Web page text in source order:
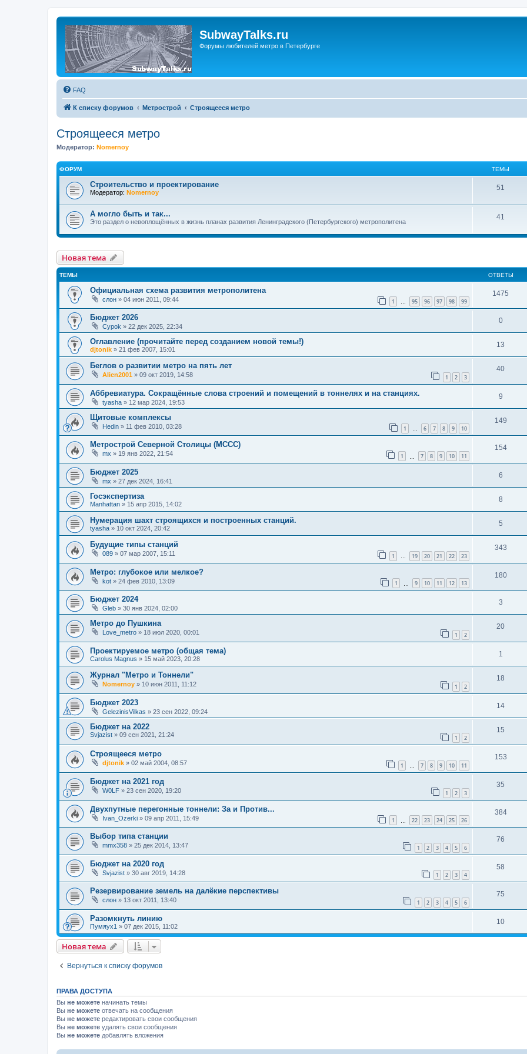
SubwayTalks.ru
Форумы любителей метро в Петербурге
FAQ
К списку форумов Метрострой Строящееся метро
Строящееся метро
Модератор: Nomernoy
ФОРУМ ТЕМЫ
Строительство и проектирование
Модератор: Nomernoy
51
А могло быть и так...
Это раздел о невоплощённых в жизнь планах развития Ленинградского (Петербургского) метрополитена
41
Новая тема
ТЕМЫ ОТВЕТЫ
Официальная схема развития метрополитена
слон » 04 июн 2011, 09:44 1 95 96 97 98 99
1475
Бюджет 2026
Cypok » 22 дек 2025, 22:34
0
Оглавление (прочитайте перед созданием новой темы!)
djtonik » 21 фев 2007, 15:01
13
Беглов о развитии метро на пять лет
Alien2001 » 09 окт 2019, 14:58 1 2 3
40
Аббревиатура. Сокращённые слова строений и помещений в тоннелях и на станциях.
tyasha » 12 мар 2024, 19:53
9
Щитовые комплексы
Hedin » 11 фев 2010, 03:28 1 6 7 8 9 10
149
Метрострой Северной Столицы (МССС)
mx » 19 янв 2022, 21:54 1 7 8 9 10 11
154
Бюджет 2025
mx » 27 дек 2024, 16:41
6
Госэкспертиза
Manhattan » 15 апр 2015, 14:02
8
Нумерация шахт строящихся и построенных станций.
tyasha » 10 окт 2024, 20:42
5
Будущие типы станций
089 » 07 мар 2007, 15:11 1 … 19 20 21 22 23
343
Метро: глубокое или мелкое?
kot » 24 фев 2010, 13:09 1 9 10 11 12 13
180
Бюджет 2024
Gleb » 30 янв 2024, 02:00
3
Метро до Пушкина
Love_metro » 18 июл 2020, 00:01 1 2
20
Проектируемое метро (общая тема)
Carolus Magnus » 15 май 2023, 20:28
1
Журнал "Метро и Тоннели"
Nomernoy » 10 июн 2011, 11:12 1 2
18
Бюджет 2023
GelezinisVilkas » 23 сен 2022, 09:24
14
Бюджет на 2022
Svjazist » 09 сен 2021, 21:24 1 2
15
Строящееся метро
djtonik » 02 май 2004, 08:57 1 … 7 8 9 10 11
153
Бюджет на 2021 год
W0LF » 23 сен 2020, 19:20 1 2 3
35
Двухпутные перегонные тоннели: За и Против...
Ivan_Ozerki » 09 апр 2011, 15:49 1 22 23 24 25 26
384
Выбор типа станции
mmx358 » 25 дек 2014, 13:47 1 2 3 4 5 6
76
Бюджет на 2020 год
Svjazist » 30 авг 2019, 14:28 1 2 3 4
58
Резервирование земель на далёкие перспективы
слон » 13 окт 2011, 13:40 1 2 3 4 5 6
75
Разомкнуть линию
Пумяух1 » 07 дек 2015, 11:02
10
Новая тема
Вернуться к списку форумов
ПРАВА ДОСТУПА
Вы не можете начинать темы
Вы не можете отвечать на сообщения
Вы не можете редактировать свои сообщения
Вы не можете удалять свои сообщения
Вы не можете добавлять вложения